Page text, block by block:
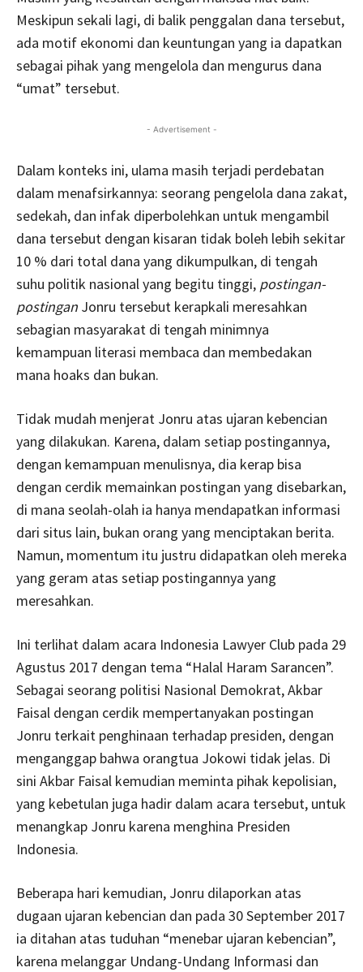
Meskipun sekali lagi, di balik penggalan dana tersebut,
ada motif ekonomi dan keuntungan yang ia dapatkan
sebagai pihak yang mengelola dan mengurus dana
“umat” tersebut.
- Advertisement -
Dalam konteks ini, ulama masih terjadi perdebatan
dalam menafsirkannya: seorang pengelola dana zakat,
sedekah, dan infak diperbolehkan untuk mengambil
dana tersebut dengan kisaran tidak boleh lebih sekitar
10 % dari total dana yang dikumpulkan, di tengah
suhu politik nasional yang begitu tinggi, postingan-
postingan Jonru tersebut kerapkali meresahkan
sebagian masyarakat di tengah minimnya
kemampuan literasi membaca dan membedakan
mana hoaks dan bukan.
Tidak mudah menjerat Jonru atas ujaran kebencian
yang dilakukan. Karena, dalam setiap postingannya,
dengan kemampuan menulisnya, dia kerap bisa
dengan cerdik memainkan postingan yang disebarkan,
di mana seolah-olah ia hanya mendapatkan informasi
dari situs lain, bukan orang yang menciptakan berita.
Namun, momentum itu justru didapatkan oleh mereka
yang geram atas setiap postingannya yang
meresahkan.
Ini terlihat dalam acara Indonesia Lawyer Club pada 29
Agustus 2017 dengan tema “Halal Haram Sarancen”.
Sebagai seorang politisi Nasional Demokrat, Akbar
Faisal dengan cerdik mempertanyakan postingan
Jonru terkait penghinaan terhadap presiden, dengan
menganggap bahwa orangtua Jokowi tidak jelas. Di
sini Akbar Faisal kemudian meminta pihak kepolisian,
yang kebetulan juga hadir dalam acara tersebut, untuk
menangkap Jonru karena menghina Presiden
Indonesia.
Beberapa hari kemudian, Jonru dilaporkan atas
dugaan ujaran kebencian dan pada 30 September 2017
ia ditahan atas tuduhan “menebar ujaran kebencian”,
karena melanggar Undang-Undang Informasi dan